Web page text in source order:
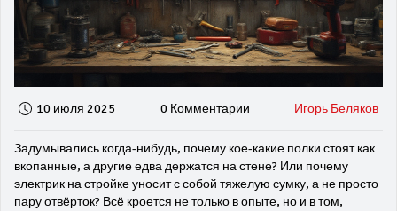
10 июля 2025 0 Комментарии Игорь Беляков
Задумывались когда-нибудь, почему кое-какие полки стоят как
вкопанные, а другие едва держатся на стене? Или почему
электрик на стройке уносит с собой тяжелую сумку, а не просто
пару отвёрток? Всё кроется не только в опыте, но и в том,